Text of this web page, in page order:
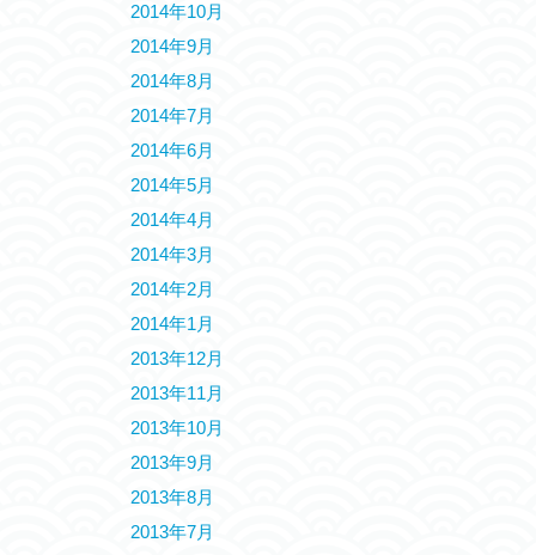
2014年10月
2014年9月
2014年8月
2014年7月
2014年6月
2014年5月
2014年4月
2014年3月
2014年2月
2014年1月
2013年12月
2013年11月
2013年10月
2013年9月
2013年8月
2013年7月